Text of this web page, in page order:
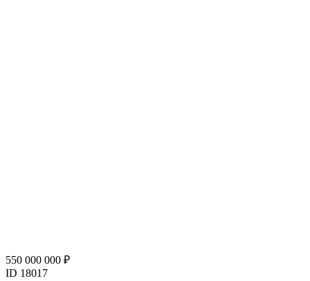
550 000 000 ₽
ID 18017